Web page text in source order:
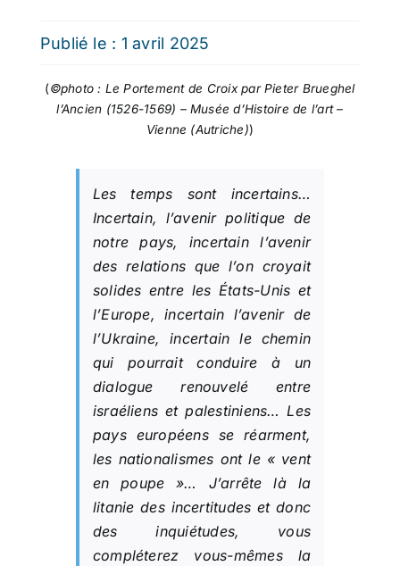
Publié le : 1 avril 2025
(©photo : Le Portement de Croix par Pieter Brueghel
l’Ancien (1526-1569) – Musée d’Histoire de l’art –
Vienne (Autriche))
Les temps sont incertains…
Incertain, l’avenir politique de
notre pays, incertain l’avenir
des relations que l’on croyait
solides entre les États-Unis et
l’Europe, incertain l’avenir de
l’Ukraine, incertain le chemin
qui pourrait conduire à un
dialogue renouvelé entre
israéliens et palestiniens… Les
pays européens se réarment,
les nationalismes ont le « vent
en poupe »… J’arrête là la
litanie des incertitudes et donc
des inquiétudes, vous
compléterez vous-mêmes la